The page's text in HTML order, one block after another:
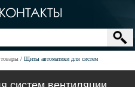
товары
Щиты автоматики для систем